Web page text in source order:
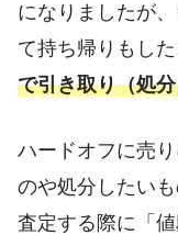
になりましたが
て持ち帰りもした
で引き取り（処
ハードオフに売
のや処分したい
査定する際に「